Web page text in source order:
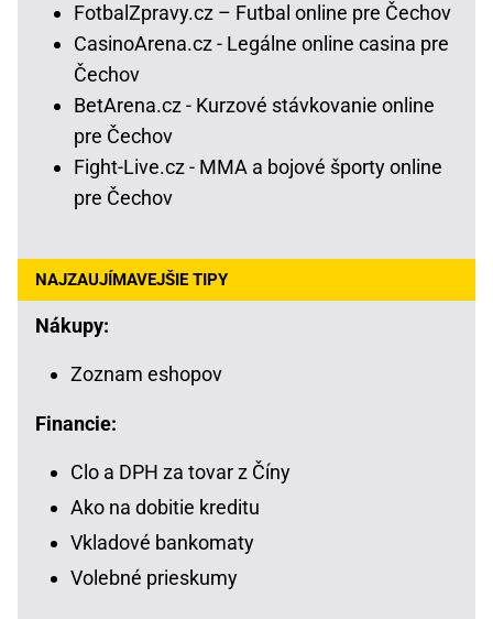
FotbalZpravy.cz – Futbal online pre Čechov
CasinoArena.cz - Legálne online casina pre
Čechov
BetArena.cz - Kurzové stávkovanie online
pre Čechov
Fight-Live.cz - MMA a bojové športy online
pre Čechov
NAJZAUJÍMAVEJŠIE TIPY
Nákupy:
Zoznam eshopov
Financie:
Clo a DPH za tovar z Číny
Ako na dobitie kreditu
Vkladové bankomaty
Volebné prieskumy